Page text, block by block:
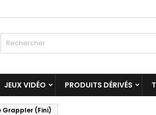
JEUX VIDÉO PRODUITS DÉRIVÉS
Grappler (Fini)